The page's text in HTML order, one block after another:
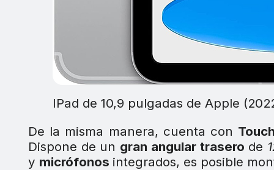
IPad de 10,9 pulgadas de Apple
De la misma manera, cuenta con
Dispone de un gran angular trasero de
y micrófonos integrados, es posible